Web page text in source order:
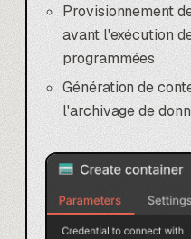
Provisionnement
avant l'exécution
programmées
Génération de
l'archivage de